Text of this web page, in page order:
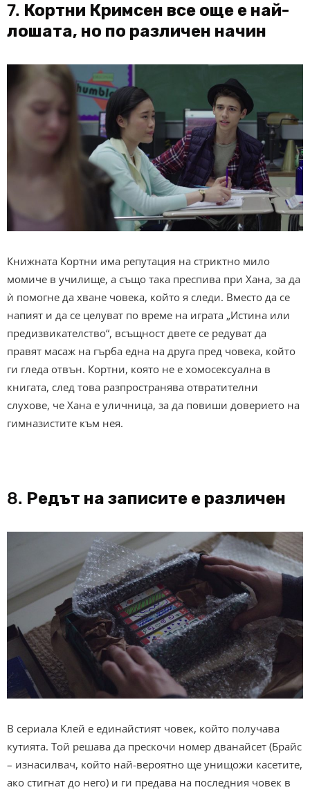
7. Кортни Кримсен все още е най-
лошата, но по различен начин
Книжната Кортни има репутация на стриктно мило
момиче в училище, а също така преспива при Хана, за да
ѝ помогне да хване човека, който я следи. Вместо да се
напият и да се целуват по време на играта „Истина или
предизвикателство“, всъщност двете се редуват да
правят масаж на гърба една на друга пред човека, който
ги гледа отвън. Кортни, която не е хомосексуална в
книгата, след това разпространява отвратителни
слухове, че Хана е уличница, за да повиши доверието на
гимназистите към нея.
8. Редът на записите е различен
В сериала Клей е единайстият човек, който получава
кутията. Той решава да прескочи номер дванайсет (Брайс
– изнасилвач, който най-вероятно ще унищожи касетите,
ако стигнат до него) и ги предава на последния човек в